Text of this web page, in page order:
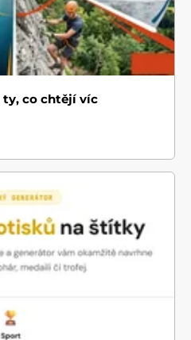
ty, co chtějí víc